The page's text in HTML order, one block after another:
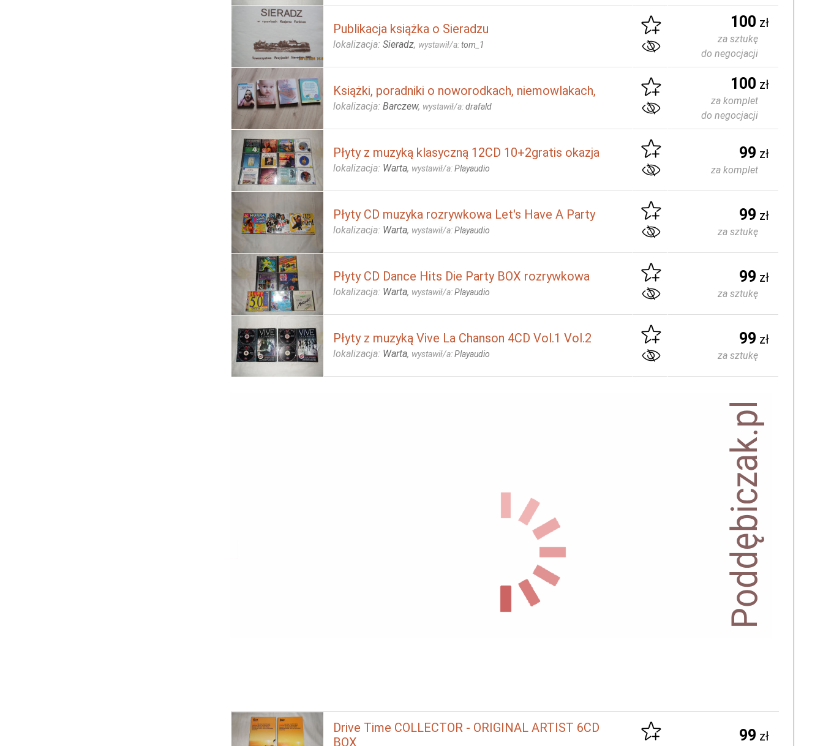
Publikacja książka o Sieradzu
lokalizacja: Sieradz, wystawił/a:tom_1
100 zł
za sztukę
do negocjacji
Książki, poradniki o noworodkach, niemowlakach,
lokalizacja: Barczew, wystawił/a:drafald
100 zł
za komplet
do negocjacji
Płyty z muzyką klasyczną 12CD 10+2gratis okazja
lokalizacja: Warta, wystawił/a:Playaudio
99 zł
za komplet
Płyty CD muzyka rozrywkowa Let's Have A Party
lokalizacja: Warta, wystawił/a:Playaudio
99 zł
za sztukę
Płyty CD Dance Hits Die Party BOX rozrywkowa
lokalizacja: Warta, wystawił/a:Playaudio
99 zł
za sztukę
Płyty z muzyką Vive La Chanson 4CD Vol.1 Vol.2
lokalizacja: Warta, wystawił/a:Playaudio
99 zł
za sztukę
Drive Time COLLECTOR - ORIGINAL ARTIST 6CD
BOX
99 zł